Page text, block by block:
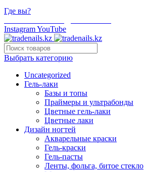
Где вы?
InstagramYouTube
Выбрать категорию
Uncategorized
Гель-лаки
Базы и топы
Праймеры и ультрабонды
Цветные гель-лаки
Цветные лаки
Дизайн ногтей
Акварельные краски
Гель-краски
Гель-пасты
Ленты, фольга, битое стекло